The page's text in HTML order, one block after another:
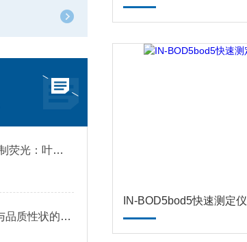
OJIP动力学与PAM调制荧光：叶绿素荧光仪怎么选，一体化趋势下的对比测评
考种仪：农作物产量与品质性状的数字化裁判
IN-BOD5bod5快速测定仪